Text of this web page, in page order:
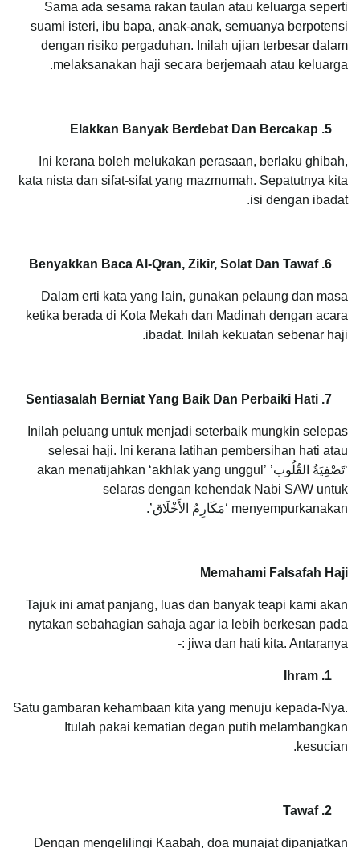
Sama ada sesama rakan taulan atau keluarga seperti
suami isteri, ibu bapa, anak-anak, semuanya berpotensi
dengan risiko pergaduhan. Inilah ujian terbesar dalam
melaksanakan haji secara berjemaah atau keluarga.
Ini kerana boleh melukakan perasaan, berlaku ghibah,
kata nista dan sifat-sifat yang mazmumah. Sepatutnya kita
isi dengan ibadat.
Dalam erti kata yang lain, gunakan pelaung dan masa
ketika berada di Kota Mekah dan Madinah dengan acara
ibadat. Inilah kekuatan sebenar haji.
Inilah peluang untuk menjadi seterbaik mungkin selepas
selesai haji. Ini kerana latihan pembersihan hati atau
‘تَصْفِيَةُ القُلُوب’ akan menatijahkan ‘akhlak yang unggul’
selaras dengan kehendak Nabi SAW untuk
menyempurkanakan ‘مَكَارِمُ الأَخْلَاق’.
Memahami Falsafah Haji
Tajuk ini amat panjang, luas dan banyak teapi kami akan
nytakan sebahagian sahaja agar ia lebih berkesan pada
jiwa dan hati kita. Antaranya :-
Satu gambaran kehambaan kita yang menuju kepada-Nya.
Itulah pakai kematian degan putih melambangkan
kesucian.
Dengan mengelilingi Kaabah, doa munajat dipanjatkan